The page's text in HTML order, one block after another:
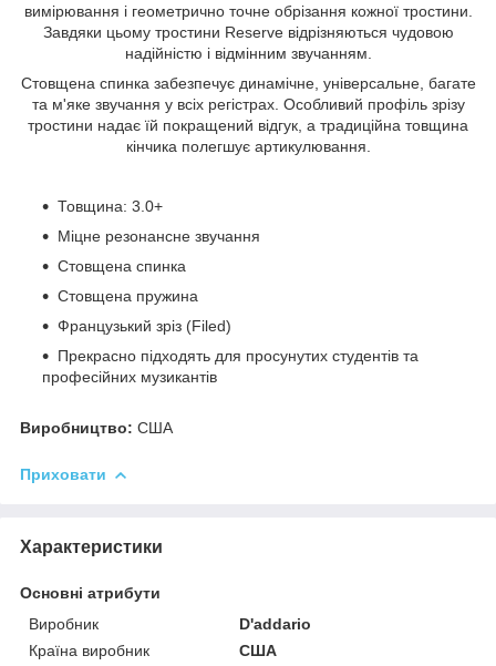
вимірювання і геометрично точне обрізання кожної тростини.
Завдяки цьому тростини Reserve відрізняються чудовою
надійністю і відмінним звучанням.
Стовщена спинка забезпечує динамічне, універсальне, багате
та м'яке звучання у всіх регістрах. Особливий профіль зрізу
тростини надає їй покращений відгук, а традиційна товщина
кінчика полегшує артикулювання.
Товщина: 3.0+
Міцне резонансне звучання
Стовщена спинка
Стовщена пружина
Французький зріз (Filed)
Прекрасно підходять для просунутих студентів та
професійних музикантів
Виробництво: США
Приховати
Характеристики
Основні атрибути
Виробник
D'addario
Країна виробник
США